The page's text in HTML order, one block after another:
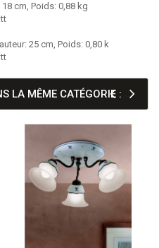
cm, Poids: 0,88 kg
25 cm, Poids: 0,80 k
LA MÊME CATÉGORIE :